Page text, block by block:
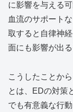
に影響を与える
血流のサポート
取すると自律神
面にも影響が出
こうしたことか
とは、EDの対策
でも有意義な行